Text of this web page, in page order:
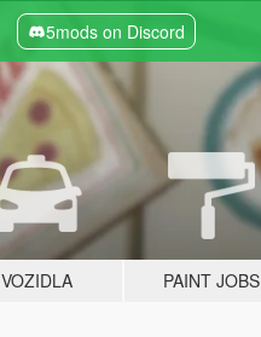
5mods on Discord
VOZIDLA PAINT JOBS